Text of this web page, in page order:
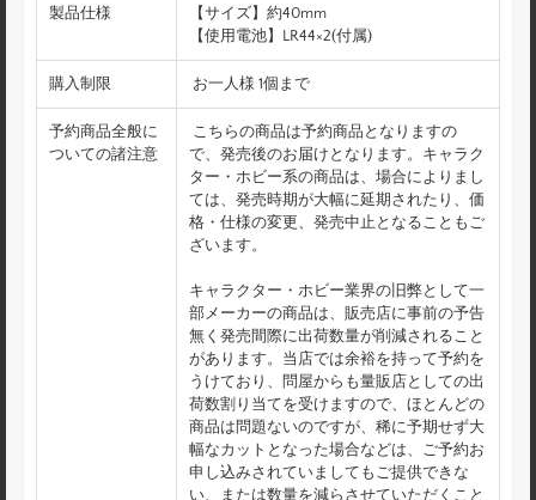
製品仕様
【サイズ】約40mm
【使用電池】LR44×2(付属)
購入制限 お一人様 1個まで
予約商品全般に
ついての諸注意
こちらの商品は予約商品となりますの
で、発売後のお届けとなります。キャラク
ター・ホビー系の商品は、場合によりまし
ては、発売時期が大幅に延期されたり、価
格・仕様の変更、発売中止となることもご
ざいます。
キャラクター・ホビー業界の旧弊として一
部メーカーの商品は、販売店に事前の予告
無く発売間際に出荷数量が削減されること
があります。当店では余裕を持って予約を
うけており、問屋からも量販店としての出
荷数割り当てを受けますので、ほとんどの
商品は問題ないのですが、稀に予期せず大
幅なカットとなった場合などは、ご予約お
申し込みされていましてもご提供できな
い、または数量を減らさせていただくこと